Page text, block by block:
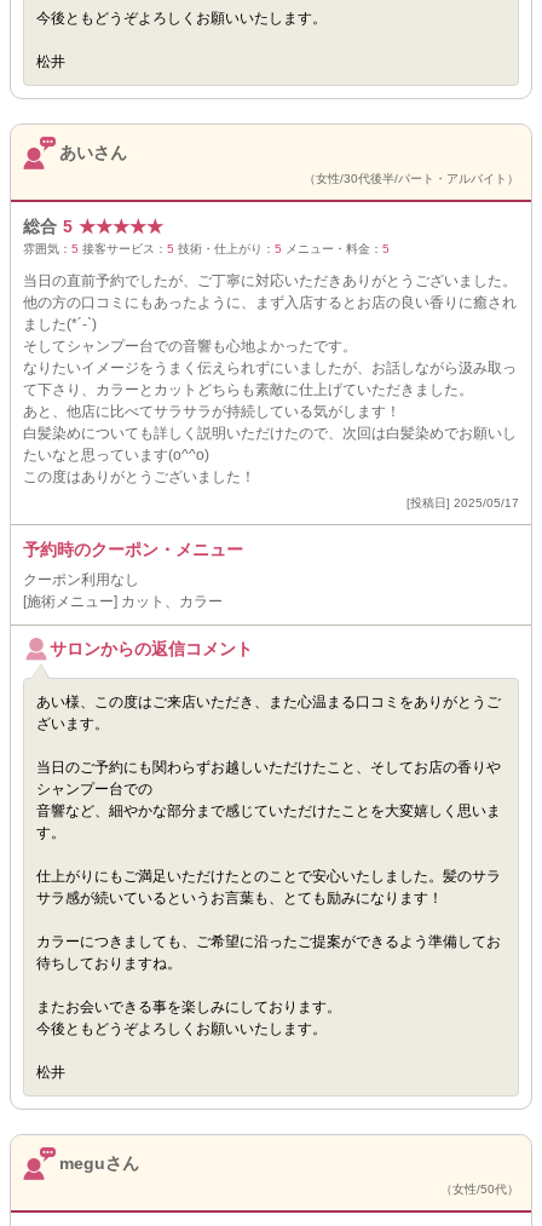
今後ともどうぞよろしくお願いいたします。
松井
あいさん
（女性/30代後半/パート・アルバイト）
総合 5 ★★★★★
雰囲気： 5 接客サービス： 5 技術・仕上がり： 5 メニュー・料金： 5
当日の直前予約でしたが、ご丁寧に対応いただきありがとうございました。
他の方の口コミにもあったように、まず入店するとお店の良い香りに癒され
ました(*´-`)
そしてシャンプー台での音響も心地よかったです。
なりたいイメージをうまく伝えられずにいましたが、お話しながら汲み取っ
て下さり、カラーとカットどちらも素敵に仕上げていただきました。
あと、他店に比べてサラサラが持続している気がします！
白髪染めについても詳しく説明いただけたので、次回は白髪染めでお願いし
たいなと思っています(o^^o)
この度はありがとうございました！
[投稿日] 2025/05/17
予約時のクーポン・メニュー
クーポン利用なし
[施術メニュー] カット、カラー
サロンからの返信コメント
あい様、この度はご来店いただき、また心温まる口コミをありがとうご
ざいます。
当日のご予約にも関わらずお越しいただけたこと、そしてお店の香りや
シャンプー台での
音響など、細やかな部分まで感じていただけたことを大変嬉しく思いま
す。
仕上がりにもご満足いただけたとのことで安心いたしました。髪のサラ
サラ感が続いているというお言葉も、とても励みになります！
カラーにつきましても、ご希望に沿ったご提案ができるよう準備してお
待ちしておりますね。
またお会いできる事を楽しみにしております。
今後ともどうぞよろしくお願いいたします。
松井
meguさん
（女性/50代）